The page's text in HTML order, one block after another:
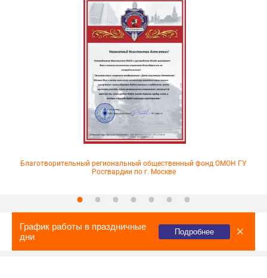
Благотворительный региональный общественный фонд ОМОН ГУ
Росгвардии по г. Москве
График работы в праздничные
дни
Подробнее